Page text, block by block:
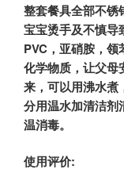
整套餐具全部不锈
宝宝烫手及不慎导
PVC，亚硝胺，
化学物质，让父母
来，可以用沸水煮
分用温水加清洁剂
温消毒。
使用评价: